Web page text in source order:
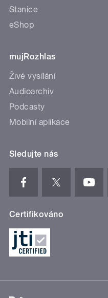
Stanice
eShop
mujRozhlas
Živé vysílání
Audioarchiv
Podcasty
Mobilní aplikace
Sledujte nás
Certifikováno